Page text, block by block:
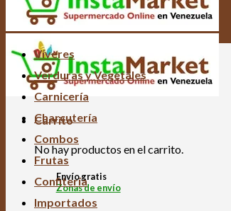
Carrito
No hay productos en el carrito.
Envío gratis
Zonas de envío
Víveres
Verduras y Vegetales
Carnicería
Charcutería
Combos
Frutas
Confitería
Importados